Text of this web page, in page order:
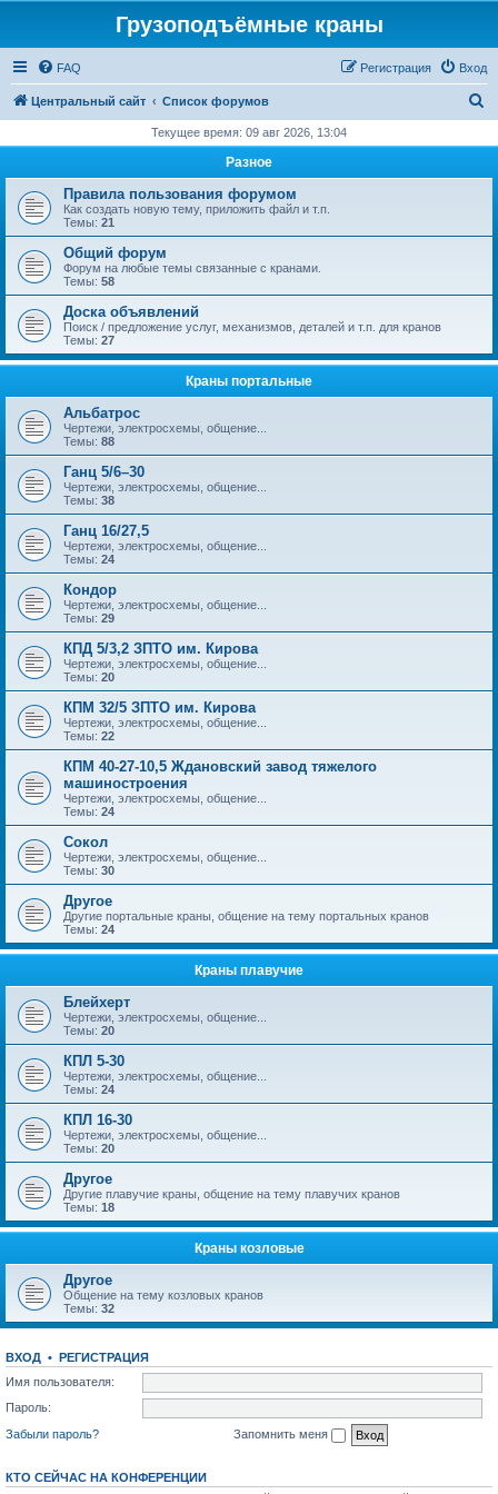
Грузоподъёмные краны
FAQ Вход
Регистрация
Центральный сайт Список форумов
с
Текущее время: 09 авг 2026, 13:04
Разное
Правила пользования форумом
Как создать новую тему, приложить файл и т.п.
Темы: 21
Общий форум
Форум на любые темы связанные с кранами.
Темы: 58
Доска объявлений
Поиск / предложение услуг, механизмов, деталей и т.п. для кранов
Темы: 27
Краны портальные
Альбатрос
Чертежи, электросхемы, общение...
Темы: 88
Ганц 5/6–30
Чертежи, электросхемы, общение...
Темы: 38
Ганц 16/27,5
Чертежи, электросхемы, общение...
Темы: 24
Кондор
Чертежи, электросхемы, общение...
Темы: 29
КПД 5/3,2 ЗПТО им. Кирова
Чертежи, электросхемы, общение...
Темы: 20
КПМ 32/5 ЗПТО им. Кирова
Чертежи, электросхемы, общение...
Темы: 22
КПМ 40-27-10,5 Ждановский завод тяжелого
машиностроения
Чертежи, электросхемы, общение...
Темы: 24
Сокол
Чертежи, электросхемы, общение...
Темы: 30
Другое
Другие портальные краны, общение на тему портальных кранов
Темы: 24
Краны плавучие
Блейхерт
Чертежи, электросхемы, общение...
Темы: 20
КПЛ 5-30
Чертежи, электросхемы, общение...
Темы: 24
КПЛ 16-30
Чертежи, электросхемы, общение...
Темы: 20
Другое
Другие плавучие краны, общение на тему плавучих кранов
Темы: 18
Краны козловые
Другое
Общение на тему козловых кранов
Темы: 32
ВХОД • РЕГИСТРАЦИЯ
Имя пользователя:
Пароль:
Забыли пароль?
Запомнить меня
КТО СЕЙЧАС НА КОНФЕРЕНЦИИ